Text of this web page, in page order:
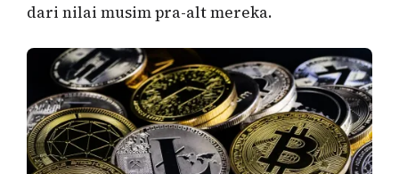
dari nilai musim pra-alt mereka.